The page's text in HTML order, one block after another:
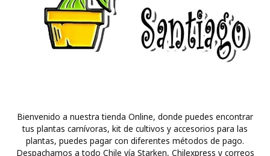
Bienvenido a nuestra tienda Online, donde puedes encontrar
tus plantas carnívoras, kit de cultivos y accesorios para las
plantas, puedes pagar con diferentes métodos de pago.
Despachamos a todo Chile vía Starken, Chilexpress y correos